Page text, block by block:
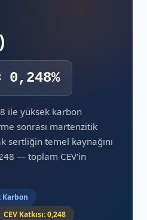
0,248%
ile yüksek karbon
sonrası martenzitik
sertliğin temel kaynağını
— toplam CEV'in
Karbon
CEV Katkısı: 0,248